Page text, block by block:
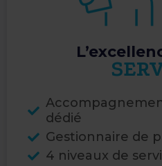
dédié
Gestionnaire de
4 niveaux de